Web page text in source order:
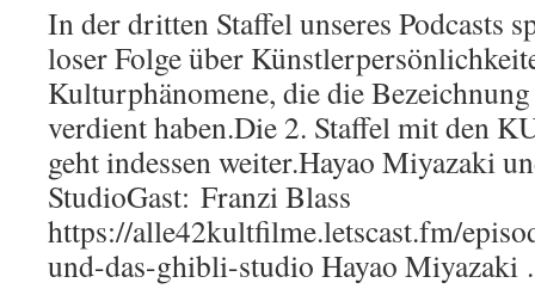
In der dritten Staffel unseres Podcasts
loser Folge über
Kulturphänomene, die die
verdient haben.Die 2. Staffel mit den
geht indessen weiter.Hayao Miyazaki
StudioGast: Franzi Blass
https://alle42kultfilme.letscast.fm/
und-das-ghibli-studio Hayao